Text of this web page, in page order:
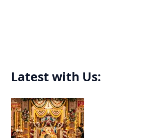
Latest with Us: